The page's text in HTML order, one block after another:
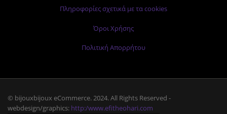
Πληροφορίες σχετικά με τα cookies
Όροι Χρήσης
Πολιτική Απορρήτου
© bijouxbijoux eCommerce. 2024. All Rights Reserved -
webdesign/graphics: http:/www.efitheohari.com